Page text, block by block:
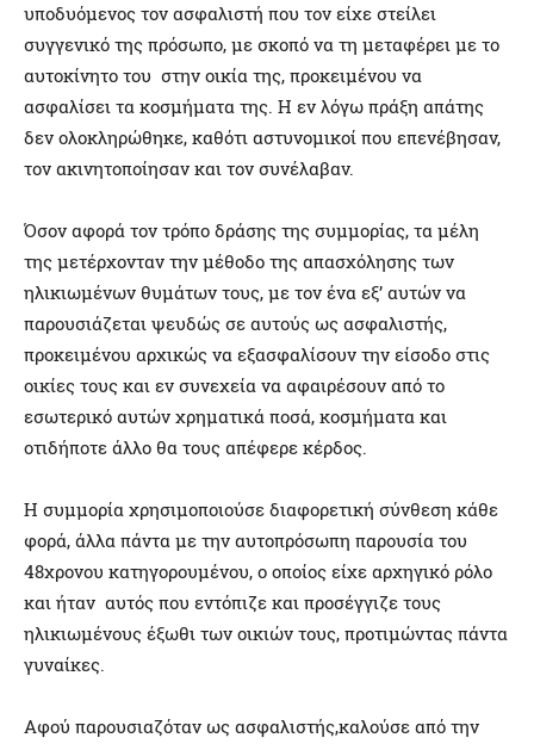
υποδυόμενος τον ασφαλιστή που τον είχε στείλει
συγγενικό της πρόσωπο, με σκοπό να τη μεταφέρει με το
αυτοκίνητο του στην οικία της, προκειμένου να
ασφαλίσει τα κοσμήματα της. Η εν λόγω πράξη απάτης
δεν ολοκληρώθηκε, καθότι αστυνομικοί που επενέβησαν,
τον ακινητοποίησαν και τον συνέλαβαν.
Όσον αφορά τον τρόπο δράσης της συμμορίας, τα μέλη
της μετέρχονταν την μέθοδο της απασχόλησης των
ηλικιωμένων θυμάτων τους, με τον ένα εξ’ αυτών να
παρουσιάζεται ψευδώς σε αυτούς ως ασφαλιστής,
προκειμένου αρχικώς να εξασφαλίσουν την είσοδο στις
οικίες τους και εν συνεχεία να αφαιρέσουν από το
εσωτερικό αυτών χρηματικά ποσά, κοσμήματα και
οτιδήποτε άλλο θα τους απέφερε κέρδος.
Η συμμορία χρησιμοποιούσε διαφορετική σύνθεση κάθε
φορά, άλλα πάντα με την αυτοπρόσωπη παρουσία του
48χρονου κατηγορουμένου, ο οποίος είχε αρχηγικό ρόλο
και ήταν αυτός που εντόπιζε και προσέγγιζε τους
ηλικιωμένους έξωθι των οικιών τους, προτιμώντας πάντα
γυναίκες.
Αφού παρουσιαζόταν ως ασφαλιστής,καλούσε από την